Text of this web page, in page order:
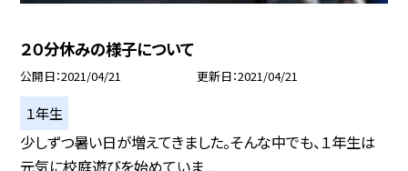
２０分休みの様子について
公開日 2021/04/21 更新日 2021/04/21
１年生
少しずつ暑い日が増えてきました。そんな中でも、１年生は
元気に校庭遊びを始めていま...